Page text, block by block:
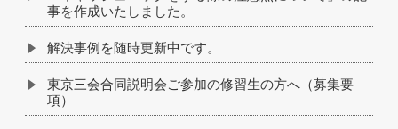
事を作成いたしました。
解決事例を随時更新中です。
東京三会合同説明会ご参加の修習生の方へ（募集要
項）